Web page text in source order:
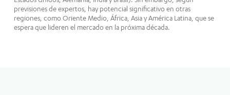
previsiones de expertos, hay potencial significativo en otras
regiones, como Oriente Medio, África, Asia y América Latina, que se
espera que lideren el mercado en la próxima década.